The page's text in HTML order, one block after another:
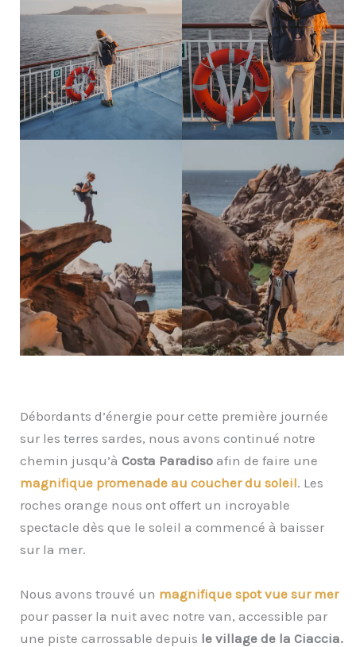
Débordants d’énergie pour cette première journée
sur les terres sardes, nous avons continué notre
chemin jusqu’à Costa Paradiso afin de faire une
magnifique promenade au coucher du soleil. Les
roches orange nous ont offert un incroyable
spectacle dès que le soleil a commencé à baisser
sur la mer.
Nous avons trouvé un magnifique spot vue sur mer
pour passer la nuit avec notre van, accessible par
une piste carrossable depuis le village de la Ciaccia.